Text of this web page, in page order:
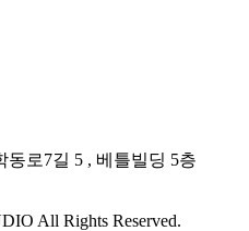
동로7길 5 , 베틀빌딩 5층
All Rights Reserved.